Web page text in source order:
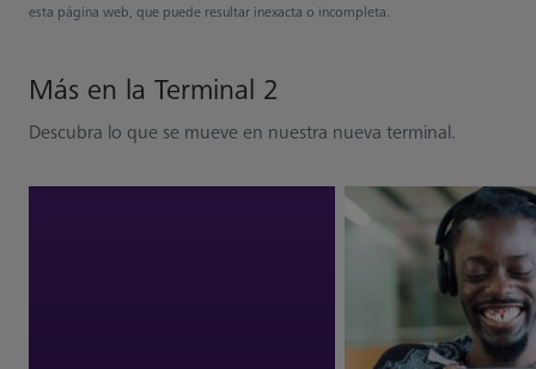
esta página web, que puede resultar inexacta o incompleta.
Más en la Terminal 2
Descubra lo que se mueve en nuestra nueva terminal.